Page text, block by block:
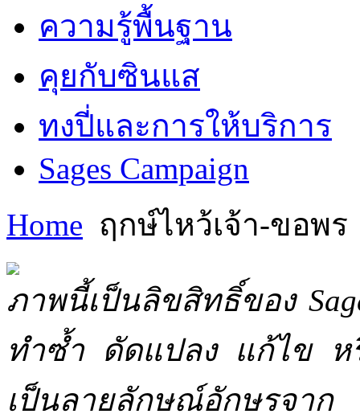
ความรู้พื้นฐาน
คุยกับซินแส
ทงปี่และการให้บริการ
Sages Campaign
Home ฤกษ์ไหว้เจ้า-ขอพร
ภาพนี้เป็นลิขสิทธิ์ของ
ทำซ้ำ ดัดแปลง แก้ไข ห
เป็นลายลักษณ์อักษรจาก